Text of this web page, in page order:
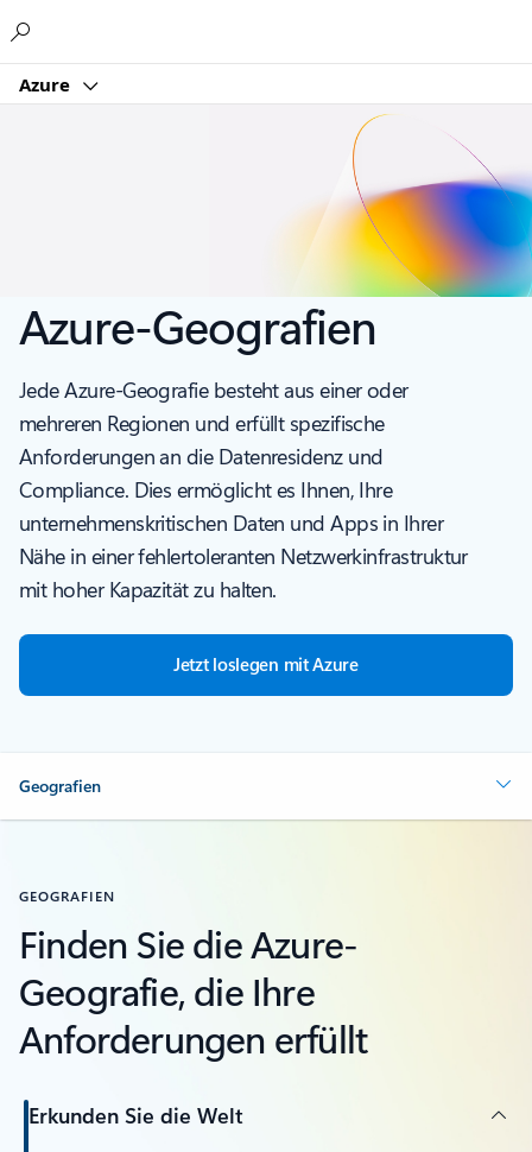
Azure
Azure-Geografien
Jede Azure-Geografie besteht aus einer oder
mehreren Regionen und erfüllt spezifische
Anforderungen an die Datenresidenz und
Compliance. Dies ermöglicht es Ihnen, Ihre
unternehmenskritischen Daten und Apps in Ihrer
Nähe in einer fehlertoleranten Netzwerkinfrastruktur
mit hoher Kapazität zu halten.
Jetzt loslegen mit Azure
Geografien
GEOGRAFIEN
Finden Sie die Azure-
Geografie, die Ihre
Anforderungen erfüllt
Erkunden Sie die Welt